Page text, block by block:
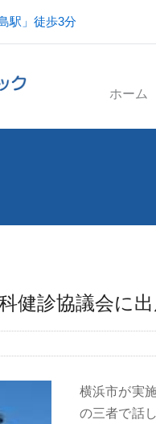
駅」徒歩3分
ホーム
健診協議会に
横浜市が実
の三者で話